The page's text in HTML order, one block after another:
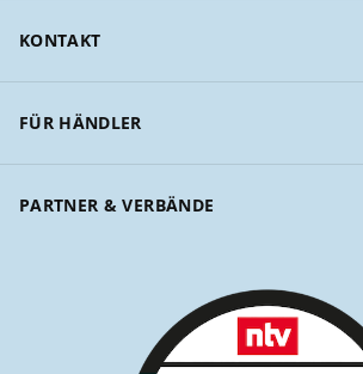
KONTAKT
FÜR HÄNDLER
PARTNER & VERBÄNDE